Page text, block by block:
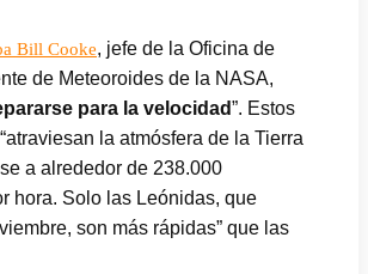
Bill Cooke, jefe de la Oficina de
de Meteoroides de la NASA,
para la velocidad”. Estos
la atmósfera de la Tierra
a alrededor de 238.000
hora. Solo las Leónidas, que
son más rápidas” que las